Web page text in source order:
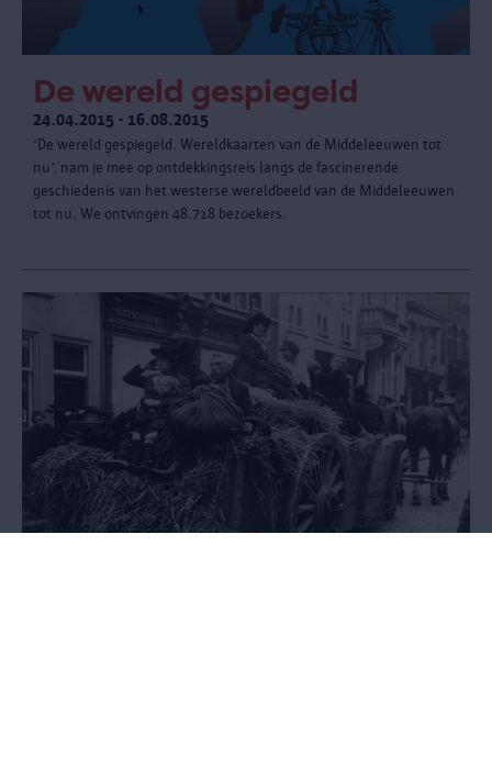
De wereld gespiegeld
24.04.2015 - 16.08.2015
‘De wereld gespiegeld. Wereldkaarten van de Middeleeuwen tot
nu’. nam je mee op ontdekkingsreis langs de fascinerende
geschiedenis van het westerse wereldbeeld van de Middeleeuwen
tot nu. We ontvingen 48.718 bezoekers.